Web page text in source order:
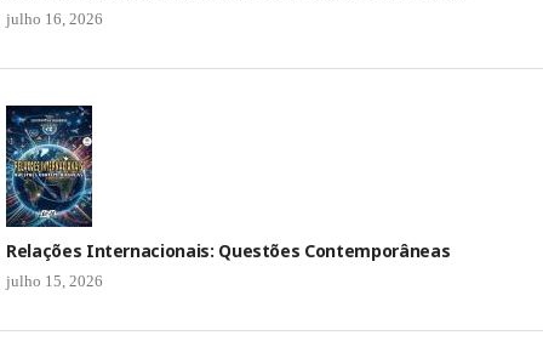
julho 16, 2026
Relações Internacionais: Questões Contemporâneas
julho 15, 2026